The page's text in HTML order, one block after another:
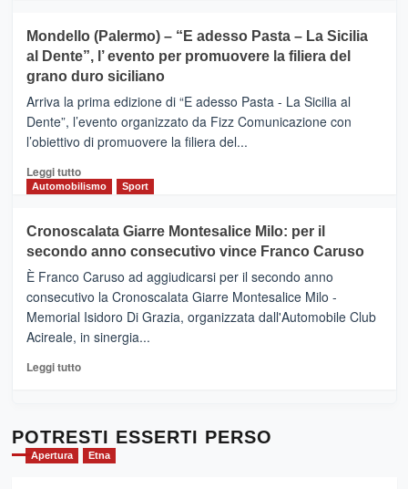
e
messaggi
di
CASTIGLIONE
DI
SICILIA
(Ct)
–
Il
Borgo
Gusto,
il
tra
sapori
vicoli
medievali
Mondello (Palermo) – “E adesso Pasta – La Sicilia
al Dente”, l’ evento per promuovere la filiera del
grano duro siciliano
Arriva la prima edizione di “E adesso Pasta - La Sicilia al
Dente”, l’evento organizzato da Fizz Comunicazione con
l’obiettivo di promuovere la filiera del...
Leggi tuttoLeggi
di
Mondello
(Palermo)
–
“E
adesso
Pasta
–
Sicilia
l’
evento
per
Automobilismo Sport
Cronoscalata Giarre Montesalice Milo: per il
secondo anno consecutivo vince Franco Caruso
È Franco Caruso ad aggiudicarsi per il secondo anno
consecutivo la Cronoscalata Giarre Montesalice Milo -
Memorial Isidoro Di Grazia, organizzata dall'Automobile Club
Acireale, in sinergia...
Leggi tuttoLeggi
Cronoscalata
Giarre
Montesalice
POTRESTI ESSERTI PERSO
Apertura Etna